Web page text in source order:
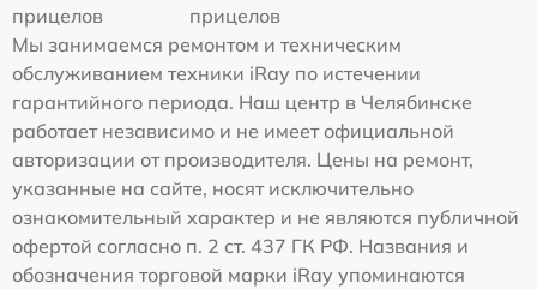
прицелов
прицелов
Мы занимаемся ремонтом и техническим
обслуживанием техники iRay по истечении
гарантийного периода. Наш центр в Челябинске
работает независимо и не имеет официальной
авторизации от производителя. Цены на ремонт,
указанные на сайте, носят исключительно
ознакомительный характер и не являются публичной
офертой согласно п. 2 ст. 437 ГК РФ. Названия и
обозначения торговой марки iRay упоминаются